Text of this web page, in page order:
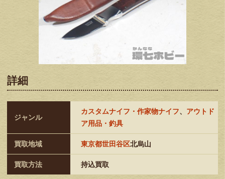
詳細
ジャンル
カスタムナイフ・作家物ナイフ、 アウトド
ア用品・釣具
買取地域 東京都世田谷区北烏山
買取方法 持込買取